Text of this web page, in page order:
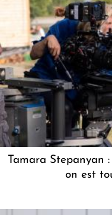
Tamara Stepanyan
on est